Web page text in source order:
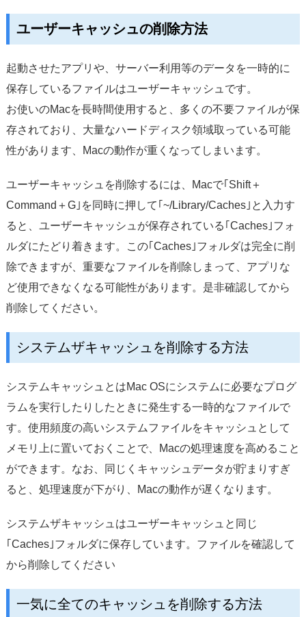
ユーザーキャッシュの削除方法
起動させたアプリや、サーバー利用等のデータを一時的に
保存しているファイルはユーザーキャッシュです。
お使いのMacを長時間使用すると、多くの不要ファイルが保
存されており、大量なハードディスク領域取っている可能
性があります、Macの動作が重くなってしまいます。
ユーザーキャッシュを削除するには、Macで｢Shift＋
Command＋G｣を同時に押して｢~/Library/Caches｣と入力す
ると、ユーザーキャッシュが保存されている｢Caches｣フォ
ルダにたどり着きます。この｢Caches｣フォルダは完全に削
除できますが、重要なファイルを削除しまって、アプリな
ど使用できなくなる可能性があります。是非確認してから
削除してください。
システムザキャッシュを削除する方法
システムキャッシュとはMac OSにシステムに必要なプログ
ラムを実行したりしたときに発生する一時的なファイルで
す。使用頻度の高いシステムファイルをキャッシュとして
メモリ上に置いておくことで、Macの処理速度を高めること
ができます。なお、同じくキャッシュデータが貯まりすぎ
ると、処理速度が下がり、Macの動作が遅くなります。
システムザキャッシュはユーザーキャッシュと同じ
｢Caches｣フォルダに保存しています。ファイルを確認して
から削除してください
一気に全てのキャッシュを削除する方法